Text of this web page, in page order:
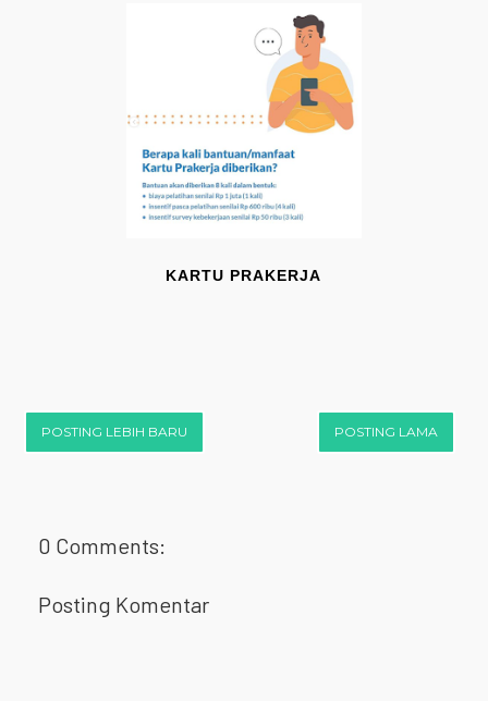
KARTU PRAKERJA
POSTING LEBIH BARU POSTING LAMA
0 Comments:
Posting Komentar